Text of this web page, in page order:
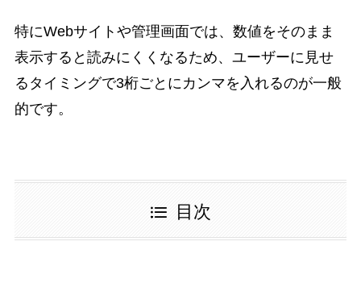
特にWebサイトや管理画面では、数値をそのまま
表示すると読みにくくなるため、ユーザーに見せ
るタイミングで3桁ごとにカンマを入れるのが一般
的です。
目次